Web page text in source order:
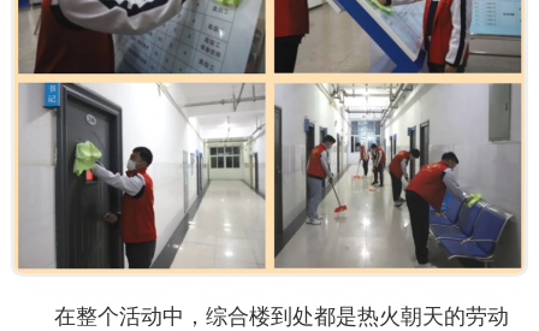
在整个活动中，综合楼到处都是热火朝天的劳动